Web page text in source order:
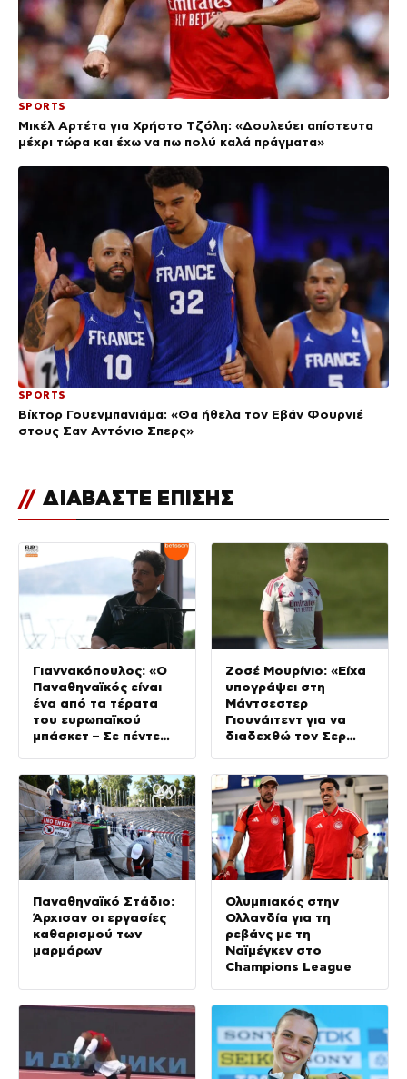
SPORTS
Μικέλ Αρτέτα για Χρήστο Τζόλη: «Δουλεύει απίστευτα
μέχρι τώρα και έχω να πω πολύ καλά πράγματα»
SPORTS
Βίκτορ Γουενμπανιάμα: «Θα ήθελα τον Εβάν Φουρνιέ
στους Σαν Αντόνιο Σπερς»
// ΔΙΑΒΑΣΤΕ ΕΠΙΣΗΣ
Γιαννακόπουλος: «Ο
Παναθηναϊκός είναι
ένα από τα τέρατα
του ευρωπαϊκού
μπάσκετ – Σε πέντε
Ζοσέ Μουρίνιο: «Είχα
υπογράψει στη
Μάντσεστερ
Γιουνάιτεντ για να
διαδεχθώ τον Σερ
Τσέλσι»
Παναθηναϊκό Στάδιο:
Άρχισαν οι εργασίες
καθαρισμού των
μαρμάρων
Ολυμπιακός στην
Ολλανδία για τη
ρεβάνς με τη
Ναϊμέγκεν στο
Champions League